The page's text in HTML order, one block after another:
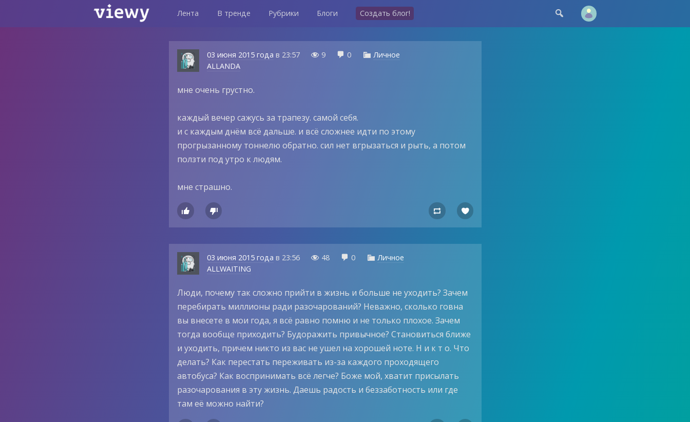
Лента В тренде Рубрики Блоги Создать блог! 
03 июня 2015 года в 23:57  9  0  Личное
ALLANDA
мне очень грустно.
каждый вечер сажусь за трапезу. самой себя.
и с каждым днём всё дальше. и всё сложнее идти по этому
прогрызанному тоннелю обратно. сил нет вгрызаться и рыть, а потом
ползти под утро к людям.
мне страшно.
   
03 июня 2015 года в 23:56  48  0  Личное
ALLWAITING
Люди, почему так сложно прийти в жизнь и больше не уходить? Зачем
перебирать миллионы ради разочарований? Неважно, сколько говна
вы внесете в мои года, я всё равно помню и не только плохое. Зачем
тогда вообще приходить? Будоражить привычное? Становиться ближе
и уходить, причем никто из вас не ушел на хорошей ноте. Н и к т о. Что
делать? Как перестать переживать из-за каждого проходящего
автобуса? Как воспринимать всё легче? Боже мой, хватит присылать
разочарования в эту жизнь. Даешь радость и беззаботность или где
там её можно найти?